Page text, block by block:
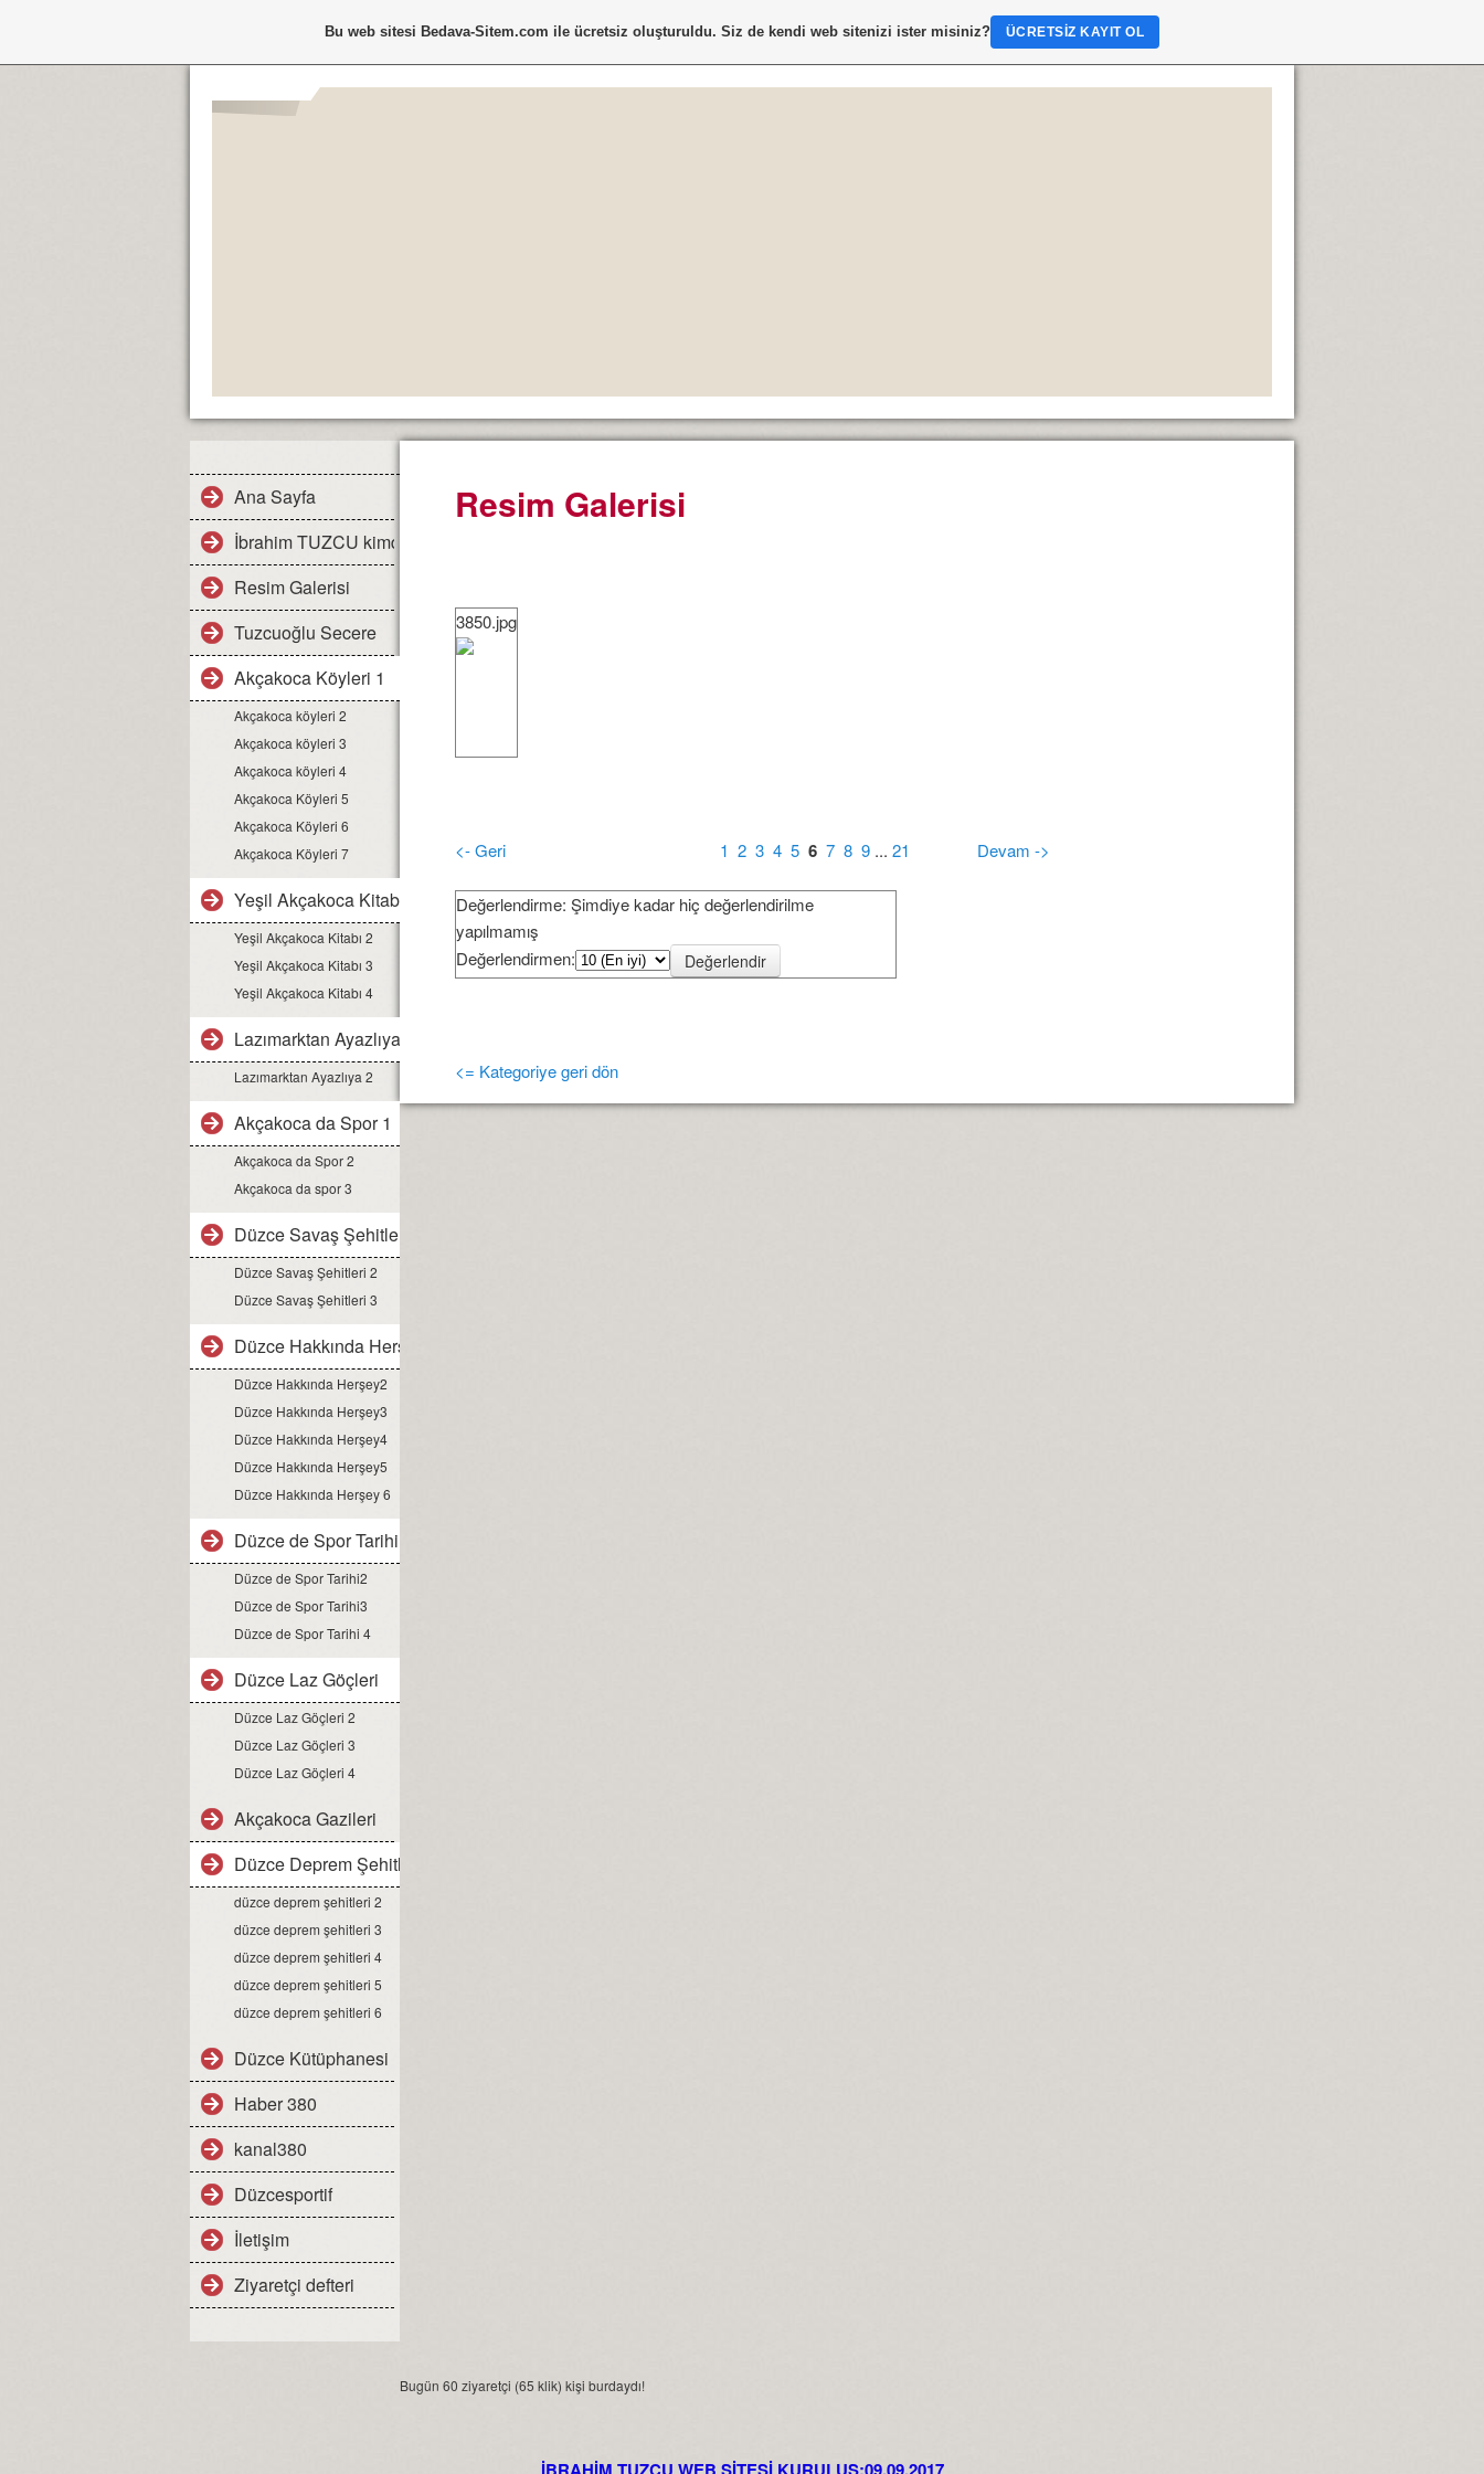
Ana Sayfa
İbrahim TUZCU kimdir
Resim Galerisi
Tuzcuoğlu Secere
Akçakoca Köyleri 1
Akçakoca köyleri 2
Akçakoca köyleri 3
Akçakoca köyleri 4
Akçakoca Köyleri 5
Akçakoca Köyleri 6
Akçakoca Köyleri 7
Yeşil Akçakoca Kitabı 1
Yeşil Akçakoca Kitabı 2
Yeşil Akçakoca Kitabı 3
Yeşil Akçakoca Kitabı 4
Lazımarktan Ayazlıya 1
Lazımarktan Ayazlıya 2
Akçakoca da Spor 1
Akçakoca da Spor 2
Akçakoca da spor 3
Düzce Savaş Şehitleri 1
Düzce Savaş Şehitleri 2
Düzce Savaş Şehitleri 3
Düzce Hakkında Herşey1
Düzce Hakkında Herşey2
Düzce Hakkında Herşey3
Düzce Hakkında Herşey4
Düzce Hakkında Herşey5
Düzce Hakkında Herşey 6
Düzce de Spor Tarihi1
Düzce de Spor Tarihi2
Düzce de Spor Tarihi3
Düzce de Spor Tarihi 4
Düzce Laz Göçleri
Düzce Laz Göçleri 2
Düzce Laz Göçleri 3
Düzce Laz Göçleri 4
Akçakoca Gazileri
Düzce Deprem Şehitleri
düzce deprem şehitleri 2
düzce deprem şehitleri 3
düzce deprem şehitleri 4
düzce deprem şehitleri 5
düzce deprem şehitleri 6
Düzce Kütüphanesi
Haber 380
kanal380
Düzcesportif
İletişim
Ziyaretçi defteri
Resim Galerisi
3850.jpg
<- Geri 1 2 3 4 5 6 7 8 9 ... 21 Devam ->
Değerlendirme: Şimdiye kadar hiç değerlendirilme
yapılmamış
Değerlendirmen:
<= Kategoriye geri dön
Bugün 60 ziyaretçi (65 klik) kişi burdaydı!
İBRAHİM TUZCU WEB SİTESİ KURULUŞ:09.09.2017
Bu web sitesi Bedava-Sitem.com ile ücretsiz oluşturuldu. Siz de kendi web sitenizi ister misiniz? ÜCRETSIZ KAYIT OL